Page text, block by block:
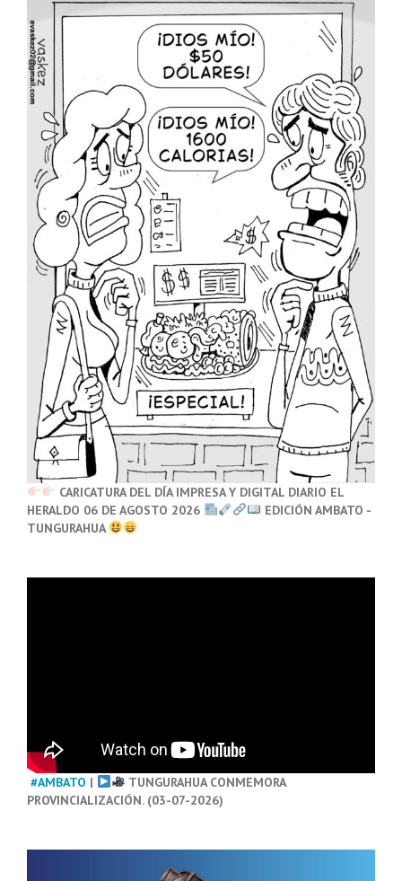
CARICATURA DEL DÍA IMPRESA Y DIGITAL DIARIO EL
HERALDO 06 DE AGOSTO 2026
EDICIÓN AMBATO -
TUNGURAHUA
#AMBATO |
TUNGURAHUA CONMEMORA
PROVINCIALIZACIÓN. (03-07-2026)